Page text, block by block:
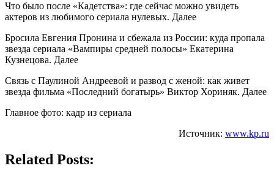
Что было после «Кадетства»: где сейчас можно увидеть
актеров из любимого сериала нулевых. Далее
Бросила Евгения Пронина и сбежала из России: куда пропала
звезда сериала «Вампиры средней полосы» Екатерина
Кузнецова. Далее
Связь с Паулиной Андреевой и развод с женой: как живет
звезда фильма «Последний богатырь» Виктор Хориняк. Далее
Главное фото: кадр из сериала
Источник: www.kp.ru
Related Posts: